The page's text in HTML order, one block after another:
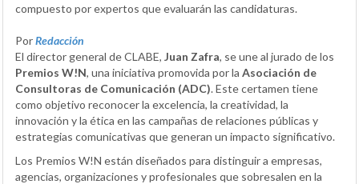
compuesto por expertos que evaluarán las candidaturas.
PorRedacción
El director general de CLABE, Juan Zafra, se une al jurado de los
Premios W!N, una iniciativa promovida por la Asociación de
Consultoras de Comunicación (ADC). Este certamen tiene
como objetivo reconocer la excelencia, la creatividad, la
innovación y la ética en las campañas de relaciones públicas y
estrategias comunicativas que generan un impacto significativo.
Los Premios W!N están diseñados para distinguir a empresas,
agencias, organizaciones y profesionales que sobresalen en la